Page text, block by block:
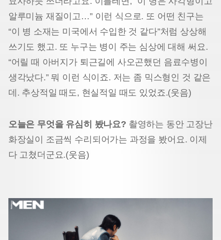
알루미늄 재질이고…” 이런 식으로. 또 어떤 친구는
“이 병 소재는 미국에서 수입한 것 같다”처럼 상상해
쓰기도 했고. 또 누구는 병이 주는 심상에 대해 써요.
“어릴 때 아버지가 퇴근길에 사오곤했던 음료수병이
생각났다.” 뭐 이런 식이죠. 저는 좀 믹스형인 것 같은
데. 추상적일 때도, 현실적일 때도 있었죠.(웃음)
오늘은 무엇을 유심히 봤나요? 촬영하는 동안 고장난
화장실이 조금씩 수리되어가는 과정을 봤어요. 이제
다 고쳤더군요.(웃음)